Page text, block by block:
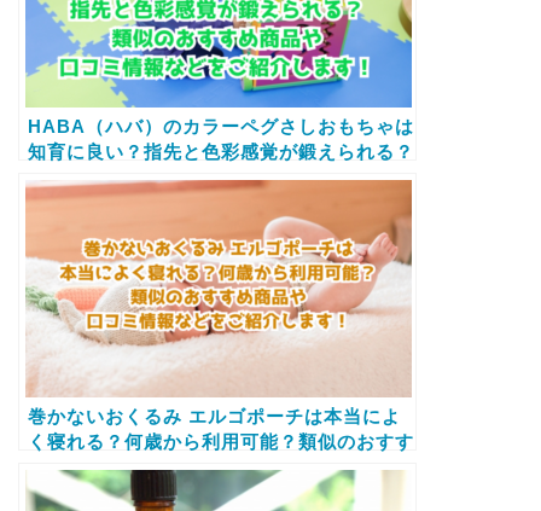
HABA（ハバ）のカラーペグさしおもちゃは
知育に良い？指先と色彩感覚が鍛えられる？
類似のおすすめ商品や口コミ情報などをご紹
介します！
巻かないおくるみ エルゴポーチは本当によ
く寝れる？何歳から利用可能？類似のおすす
め商品や口コミ情報などをご紹介します！